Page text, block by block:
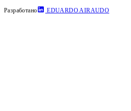
Разработано EDUARDO AIRAUDO